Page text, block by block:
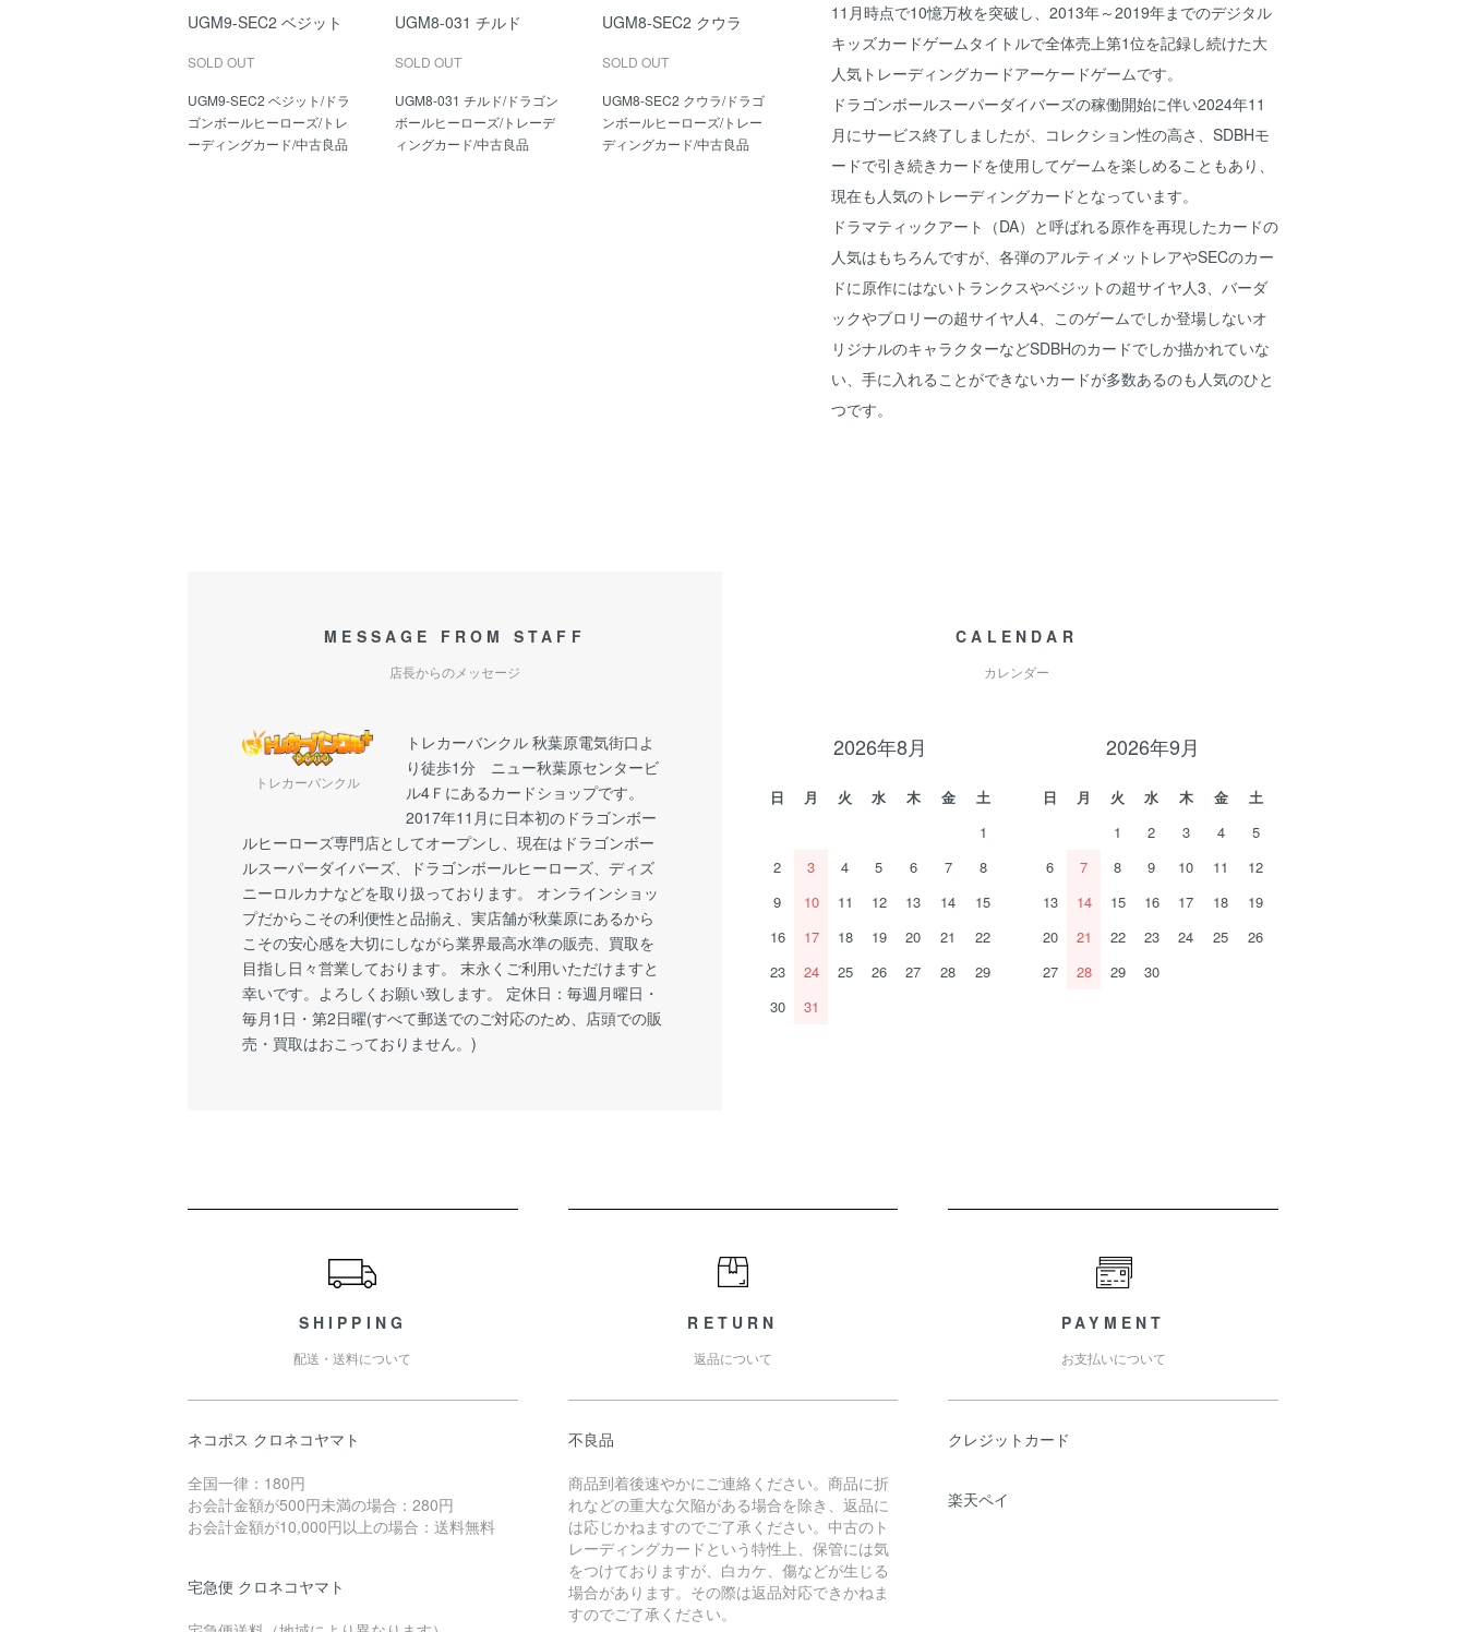
11月時点で10憶万枚を突破し、2013年～2019年までのデジタル
キッズカードゲームタイトルで全体売上第1位を記録し続けた大
人気トレーディングカードアーケードゲームです。
ドラゴンボールスーパーダイバーズの稼働開始に伴い2024年11
月にサービス終了しましたが、コレクション性の高さ、SDBHモ
ードで引き続きカードを使用してゲームを楽しめることもあり、
現在も人気のトレーディングカードとなっています。
ドラマティックアート（DA）と呼ばれる原作を再現したカードの
人気はもちろんですが、各弾のアルティメットレアやSECのカー
ドに原作にはないトランクスやベジットの超サイヤ人3、バーダ
ックやブロリーの超サイヤ人4、このゲームでしか登場しないオ
リジナルのキャラクターなどSDBHのカードでしか描かれていな
い、手に入れることができないカードが多数あるのも人気のひと
つです。
UGM9-SEC2 ベジット
SOLD OUT
UGM9-SEC2 ベジット/ドラ
ゴンボールヒーローズ/トレ
ーディングカード/中古良品
UGM8-031 チルド
SOLD OUT
UGM8-031 チルド/ドラゴン
ボールヒーローズ/トレーデ
ィングカード/中古良品
UGM8-SEC2 クウラ
SOLD OUT
UGM8-SEC2 クウラ/ドラゴ
ンボールヒーローズ/トレー
ディングカード/中古良品
MESSAGE FROM STAFF
店長からのメッセージ
トレカーバンクル
トレカーバンクル 秋葉原電気街口よ
り徒歩1分 ニュー秋葉原センタービ
ル4Ｆにあるカードショップです。
2017年11月に日本初のドラゴンボー
ルヒーローズ専門店としてオープンし、現在はドラゴンボー
ルスーパーダイバーズ、ドラゴンボールヒーローズ、ディズ
ニーロルカナなどを取り扱っております。 オンラインショッ
プだからこその利便性と品揃え、実店舗が秋葉原にあるから
こその安心感を大切にしながら業界最高水準の販売、買取を
目指し日々営業しております。 末永くご利用いただけますと
幸いです。よろしくお願い致します。 定休日：毎週月曜日・
毎月1日・第2日曜(すべて郵送でのご対応のため、店頭での販
売・買取はおこっておりません。)
CALENDAR
カレンダー
2026年8月
日 月 火 水 木 金
土
1
2
3 4 5 6 7
8
9
10 11 12 13 14
15
16
17 18 19 20 21
22
23
24 25 26 27 28
29
30
31
2026年9月
日 月 火 水 木 金
土
1
2 3 4
5
6
7 8 9 10 11
12
13
14 15 16 17 18
19
20
21 22 23 24 25
26
27
28 29 30
SHIPPING
配送・送料について
ネコポス クロネコヤマト
全国一律：180円
お会計金額が500円未満の場合：280円
お会計金額が10,000円以上の場合：送料無料
宅急便 クロネコヤマト
RETURN
返品について
不良品
商品到着後速やかにご連絡ください。商品に折
れなどの重大な欠陥がある場合を除き、返品に
は応じかねますのでご了承ください。中古のト
レーディングカードという特性上、保管には気
をつけておりますが、白カケ、傷などが生じる
場合があります。その際は返品対応できかねま
すのでご了承ください。
PAYMENT
お支払いについて
クレジットカード
楽天ペイ